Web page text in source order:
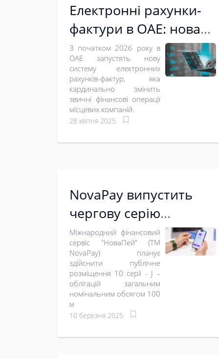
Електронні рахунки-
фактури в ОАЕ: нова
ера управління
фінансами
З початком 2026 року в
ОАЕ запустять нову
систему електронних
рахунків-фактур, яка
кардинально змінить
звичні фінансові операції
місцевих компаній.
28 квітня 2025
NovaPay випустить
чергову серію
облігацій на 100 млн
грн
Міжнародний фінансовий
сервіс "НоваПей" (ТМ
NovaPay) планує
здійснити публічне
розміщення 10 серії - J –
облігацій загальним
номінальним обсягом 100
м
10 березня 2025